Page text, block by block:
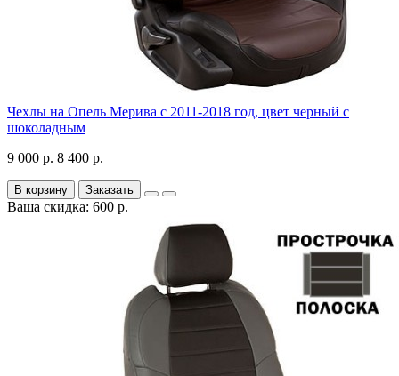
Чехлы на Опель Мерива с 2011-2018 год, цвет черный с
шоколадным
9 000 р. 8 400 р.
В корзину Заказать
Ваша скидка: 600 р.